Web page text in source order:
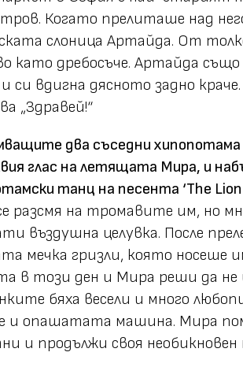
Когато прелиташе над
слоница Артайда. От
като дребосъче. Артайда
си вдигна дясното задно
„Здравей!“
два съседни хипопотама
глас на летящата Мира, и
танц на песента ‘The
разсмя на тромавите им, но
въздушна целувка. После
мечка гризли, която носеше
в този ден и Мира реши да не
бяха весели и много
и опашатата машина. Мира
и продължи своя необикновен